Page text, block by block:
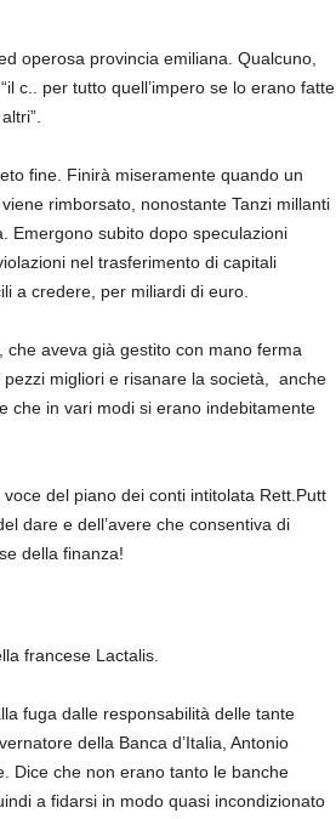
operosa provincia emiliana. Qualcuno,
c.. per tutto quell’impero se lo erano fatte
fine. Finirà miseramente quando un
rimborsato, nonostante Tanzi millanti
Emergono subito dopo speculazioni
nel trasferimento di capitali
a credere, per miliardi di euro.
aveva già gestito con mano ferma
migliori e risanare la società, anche
che in vari modi si erano indebitamente
del piano dei conti intitolata Rett.Putt
dare e dell’avere che consentiva di
della finanza!
francese Lactalis.
fuga dalle responsabilità delle tante
della Banca d’Italia, Antonio
Dice che non erano tanto le banche
a fidarsi in modo quasi incondizionato